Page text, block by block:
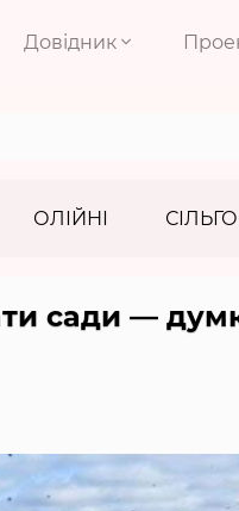
Довідник
ОЛІЙНІ
сади —